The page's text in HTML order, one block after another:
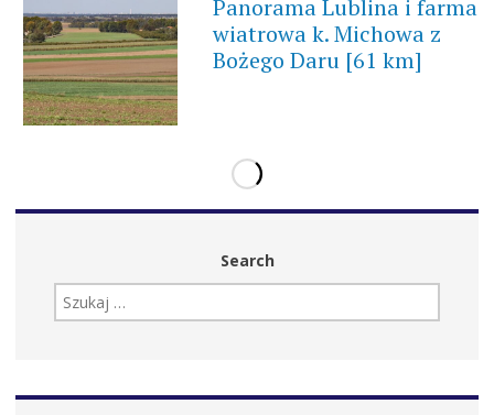
Panorama Lublina i farma
wiatrowa k. Michowa z
Bożego Daru [61 km]
Search
SZUKAJ: